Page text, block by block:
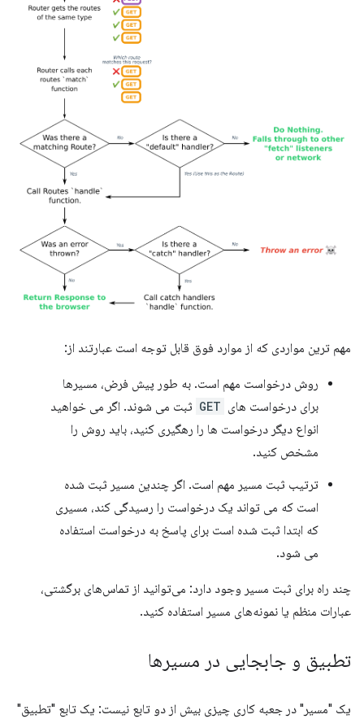
مهم ترین مواردی که از موارد فوق قابل توجه است عبارتند از:
روش درخواست مهم است. به طور پیش فرض، مسیرها
برای درخواست های GET ثبت می شوند. اگر می خواهید
انواع دیگر درخواست ها را رهگیری کنید، باید روش را
مشخص کنید.
ترتیب ثبت مسیر مهم است. اگر چندین مسیر ثبت شده
است که می تواند یک درخواست را رسیدگی کند، مسیری
که ابتدا ثبت شده است برای پاسخ به درخواست استفاده
می شود.
چند راه برای ثبت مسیر وجود دارد: می‌توانید از تماس‌های برگشتی،
عبارات منظم یا نمونه‌های مسیر استفاده کنید.
تطبیق و جابجایی در مسیرها
یک "مسیر" در جعبه کاری چیزی بیش از دو تابع نیست: یک تابع "تطبیق"